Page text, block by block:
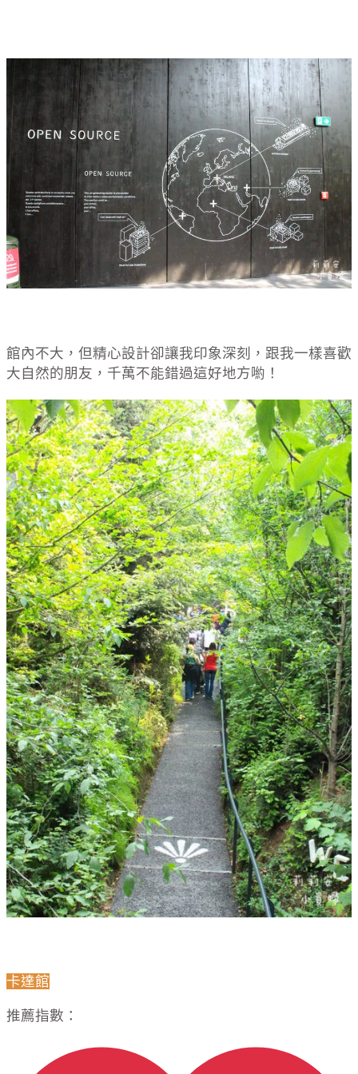
館內不大，但精心設計卻讓我印象深刻，跟我一樣喜歡
大自然的朋友，千萬不能錯過這好地方喲！
卡達館
推薦指數：